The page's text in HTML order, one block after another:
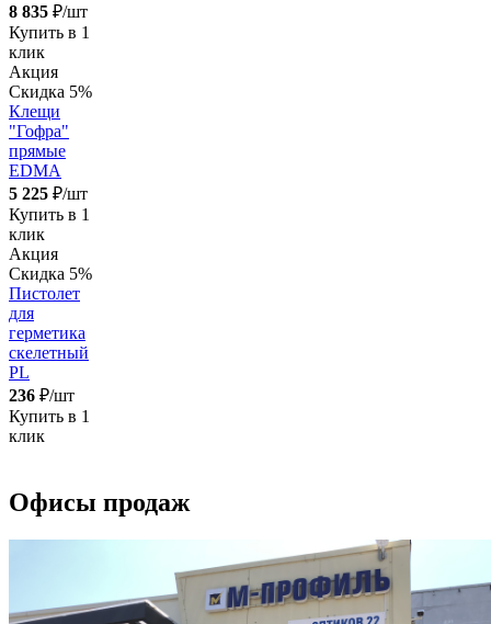
8 835 ₽/шт
Купить в 1
клик
Акция
Скидка 5%
Клещи
"Гофра"
прямые
EDMA
5 225 ₽/шт
Купить в 1
клик
Акция
Скидка 5%
Пистолет
для
герметика
скелетный
PL
236 ₽/шт
Купить в 1
клик
Офисы продаж